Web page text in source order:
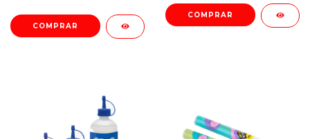
COMPRAR